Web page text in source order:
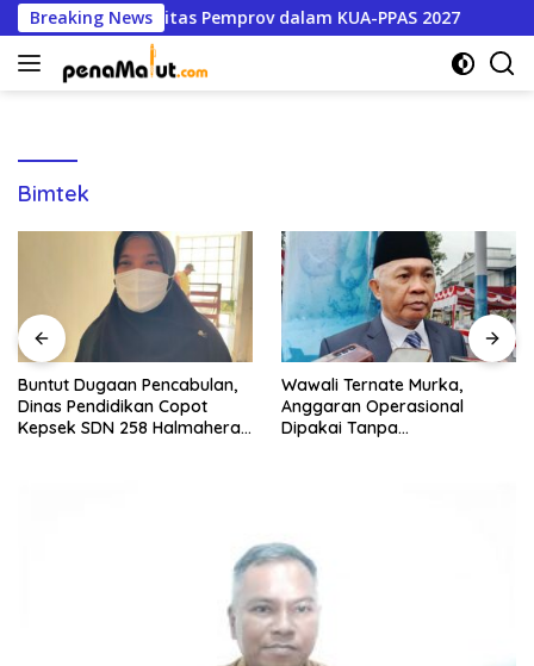
Langsung
ke
konten
Breaking News
Program Prioritas Pemprov dalam KUA-PPAS 2027
Bimtek
Buntut Dugaan Pencabulan,
Dinas Pendidikan Copot
Kepsek SDN 258 Halmahera
Wawali Ternate Murka,
Anggaran Operasional
Dipakai Tanpa